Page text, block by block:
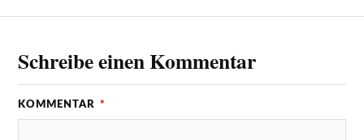
Schreibe einen Kommentar
KOMMENTAR *